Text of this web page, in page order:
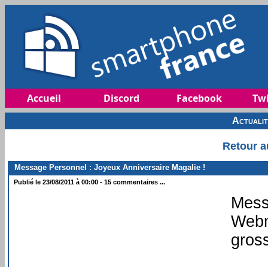
Accueil Discord Facebook
Retour
Message Personnel : Joyeux Anniversaire Magalie !
Publié le 23/08/2011 à 00:00 - 15 commentaires ...